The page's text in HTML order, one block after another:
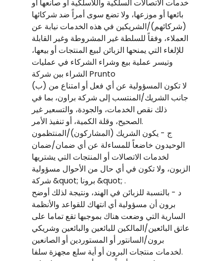
خدمات الاتصالات السلكية واللاسلكية أو صانعها أو
بائعها أو موزعها، ولا تضع سوى أمراً ضد شركائها
(شركائهم)/الشريكين في هذه الخدمات نيابة عن
العملاء، وفقاً للسلطة غير المشروطة وغير القابلة
للإلغاء التي يمنحها الزبائن لبيع المنتجات أو بيعها،
وتيسر عملية بيع وشراء الشركاء في عمليات
الشراء بين شركة Prunto
(ب) لا تكون المسؤولية عن أي فعل أو امتناع من
جانب الشريك/المنتسب إلى شركة براون، بما في
ذلك نقص الخدمات، والجودة، والتسعير غير
الصحيح، وقلة الكمية، أو تنفيذ الأمر.
ج - يكون الشريك (المشاركون)/المنتظمون
الوحيدون خاضعاً للمساءلة عن أي ضمان/ضمان
لخدمات الاتصالات أو المنتجات التي يشتريها
الزبون، ولا تكون في أي حال من الأحوال مسؤولية
شركة &quot; برونا &quot; .
د - بالنسبة للزبائن في الهند، ونتيجة لذلك أوضح
برون أن مسؤولية أي انتهاك للقواعد والأنظمة
السارية التي وضعت هناك بموجبها تقع تماما على
عاتق البائعين/المالكين للبائعين والبائعين وشريكي
برون/السانتور أو المستوردين أو الصانعين
لخدمات منتجات البرون أو أية سلع مجهزة سلفا.